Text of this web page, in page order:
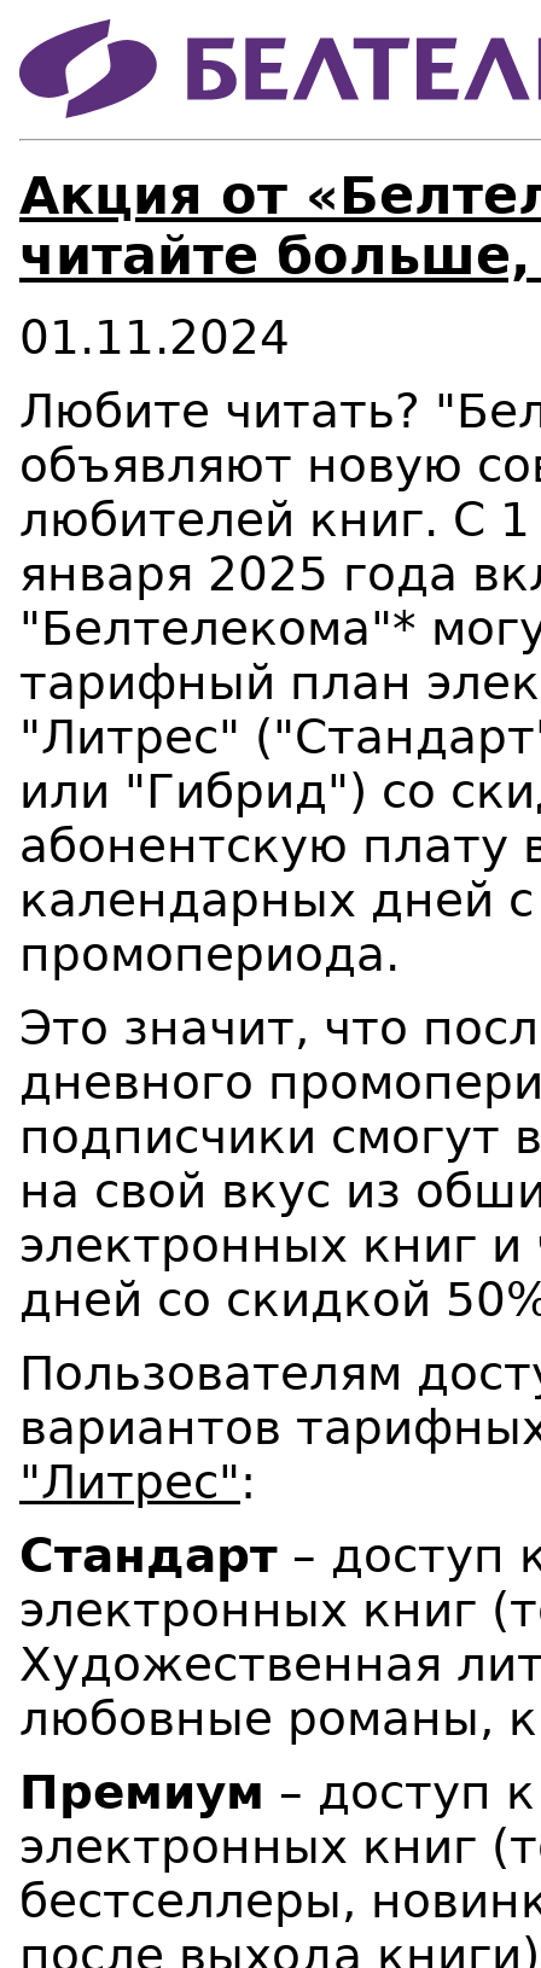
Акция от
читайте
01.11.2024
Любите читать?
объявляют новую
любителей книг. С
января 2025 года
"Белтелекома"*
тарифный план
"Литрес"
или "Гибрид") со
абонентскую плату
календарных дней
промопериода.
Это значит, что
дневного
подписчики смогут
на свой вкус из
электронных книг и
дней со скидкой
Пользователям
вариантов
"Литрес":
Стандарт – доступ
электронных книг
Художественная
любовные романы,
Премиум – доступ
электронных книг
бестселлеры,
после выхода